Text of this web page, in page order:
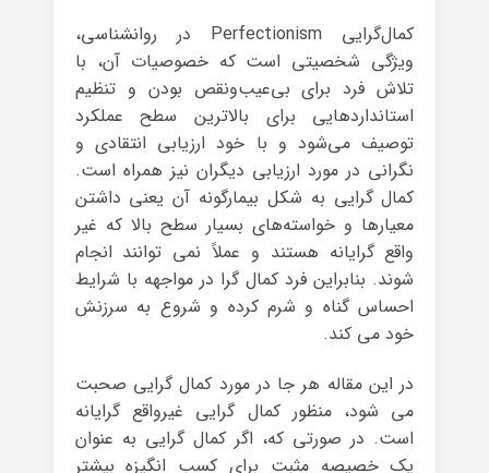
کمال‌گرایی Perfectionism در روانشناسی،
ویژگی‌ شخصیتی است که خصوصیات آن، با
تلاش فرد برای بی‌عیب‌و‌نقص بودن و تنظیم
استانداردهایی برای بالاترین سطح عملکرد
توصیف می‌شود و با خود ارزیابی انتقادی و
نگرانی در مورد ارزیابی دیگران نیز همراه است.
کمال گرایی به شکل بیمارگونه آن یعنی داشتن
معیارها و خواسته‌های بسیار سطح بالا که غیر
واقع گرایانه هستند و عملاً نمی توانند انجام
شوند. بنابراین فرد کمال گرا در مواجهه با شرایط
احساس گناه و شرم کرده و شروع به سرزنش
خود می کند.
در این مقاله هر جا در مورد کمال گرایی صحبت
می شود، منظور کمال گرایی غیرواقع گرایانه
است. در صورتی که، اگر کمال گرایی به عنوان
یک خصیصه مثبت برای کسب انگیزه بیشتر